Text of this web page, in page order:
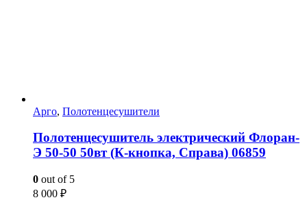
Арго, Полотенцесушители
Полотенцесушитель электрический Флоран-
Э 50-50 50вт (К-кнопка, Справа) 06859
0 out of 5
8 000 ₽